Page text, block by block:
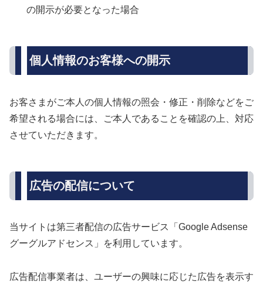
の開示が必要となった場合
個人情報のお客様への開示
お客さまがご本人の個人情報の照会・修正・削除などをご
希望される場合には、ご本人であることを確認の上、対応
させていただきます。
広告の配信について
当サイトは第三者配信の広告サービス「Google Adsense
グーグルアドセンス」を利用しています。
広告配信事業者は、ユーザーの興味に応じた広告を表示す